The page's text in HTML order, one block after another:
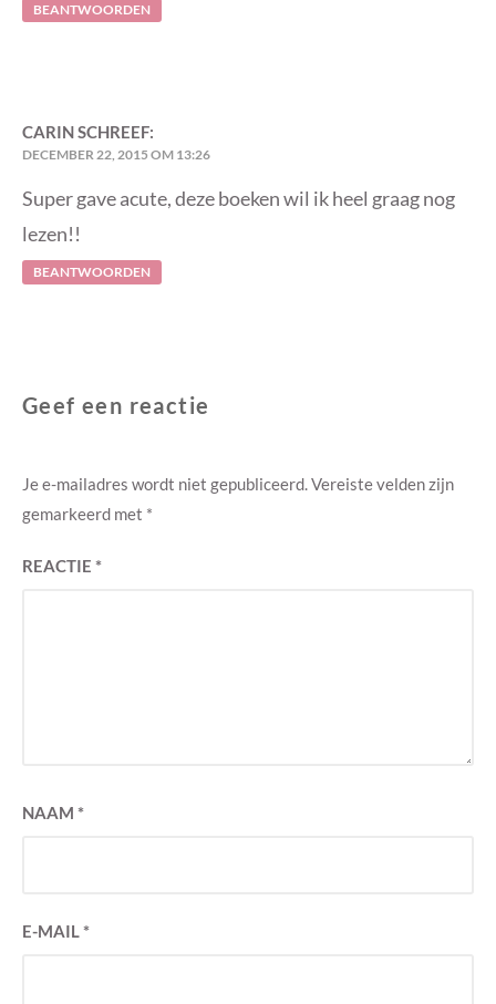
BEANTWOORDEN
CARINSCHREEF:
DECEMBER 22, 2015 OM 13:26
Super gave acute, deze boeken wil ik heel graag nog
lezen!!
BEANTWOORDEN
Geef een reactie
Je e-mailadres wordt niet gepubliceerd.Vereiste velden zijn
gemarkeerd met *
REACTIE *
NAAM *
E-MAIL*